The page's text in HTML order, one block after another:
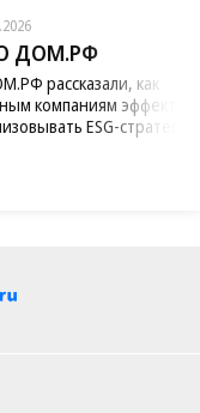
ДОМ.РФ
рассказали, как
компаниям
ESG-стратегию